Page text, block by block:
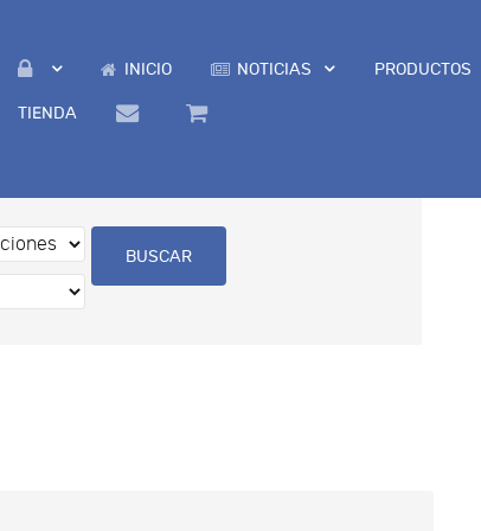
INICIO NOTICIAS PRODUCTOS
TIENDA